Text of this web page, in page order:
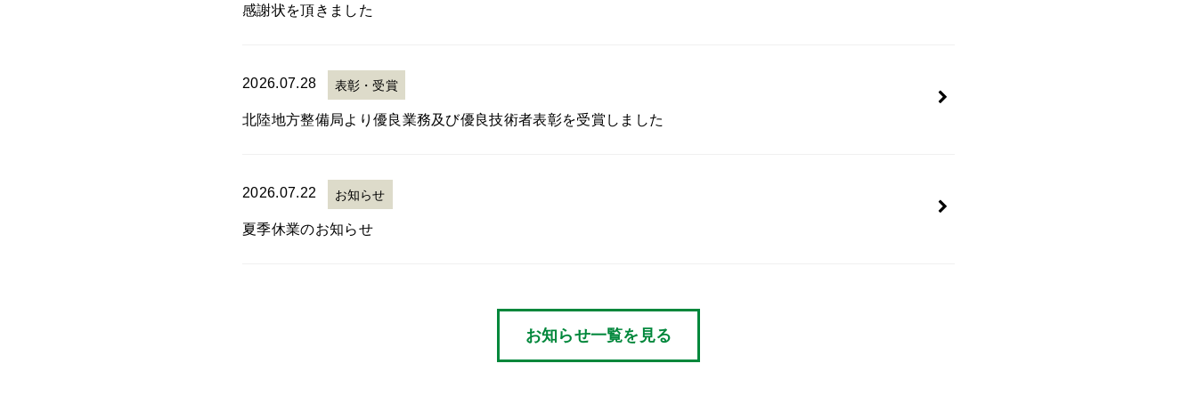
感謝状を頂きました
2026.07.28 表彰・受賞
北陸地方整備局より優良業務及び優良技術者表彰を受賞しました
2026.07.22 お知らせ
夏季休業のお知らせ
お知らせ一覧を見る